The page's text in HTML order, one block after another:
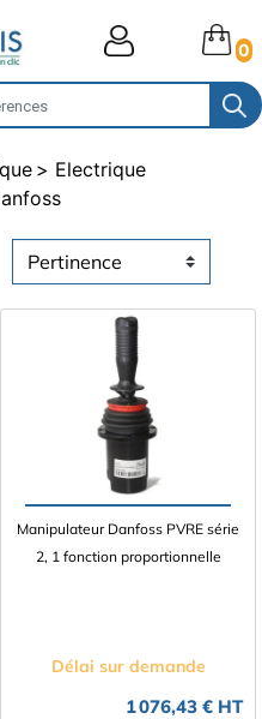
0
Electrique
Manipulateur Danfoss PVRE série
2, 1 fonction proportionnelle
Délai sur demande
1 076,43 € HT